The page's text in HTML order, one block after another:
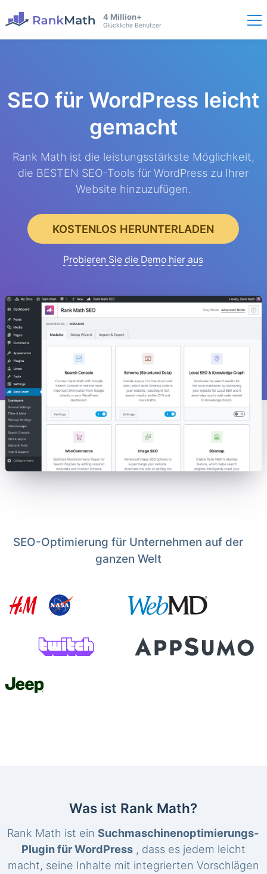
4 Million+
Glückliche Benutzer
SEO für WordPress leicht
gemacht
Rank Math ist die leistungsstärkste Möglichkeit,
die BESTEN SEO-Tools für WordPress zu Ihrer
Website hinzuzufügen.
KOSTENLOS HERUNTERLADEN
Probieren Sie die Demo hier aus
SEO-Optimierung für Unternehmen auf der
ganzen Welt
Was ist Rank Math?
Rank Math ist einSuchmaschinenoptimierungs-
Plugin für WordPress, dass es jedem leicht
macht, seine Inhalte mit integrierten Vorschlägen